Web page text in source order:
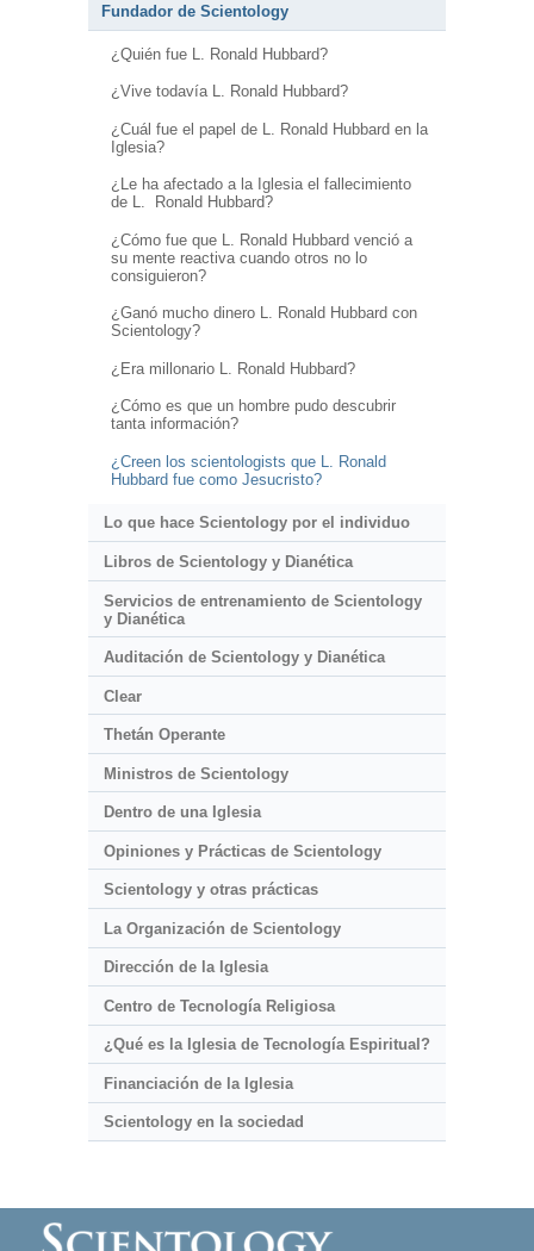
Fundador de Scientology
¿Quién fue L. Ronald Hubbard?
¿Vive todavía L. Ronald Hubbard?
¿Cuál fue el papel de L. Ronald Hubbard en la
Iglesia?
¿Le ha afectado a la Iglesia el fallecimiento
de L. Ronald Hubbard?
¿Cómo fue que L. Ronald Hubbard venció a
su mente reactiva cuando otros no lo
consiguieron?
¿Ganó mucho dinero L. Ronald Hubbard con
Scientology?
¿Era millonario L. Ronald Hubbard?
¿Cómo es que un hombre pudo descubrir
tanta información?
¿Creen los scientologists que L. Ronald
Hubbard fue como Jesucristo?
Lo que hace Scientology por el individuo
Libros de Scientology y Dianética
Servicios de entrenamiento de Scientology
y Dianética
Auditación de Scientology y Dianética
Clear
Thetán Operante
Ministros de Scientology
Dentro de una Iglesia
Opiniones y Prácticas de Scientology
Scientology y otras prácticas
La Organización de Scientology
Dirección de la Iglesia
Centro de Tecnología Religiosa
¿Qué es la Iglesia de Tecnología Espiritual?
Financiación de la Iglesia
Scientology en la sociedad